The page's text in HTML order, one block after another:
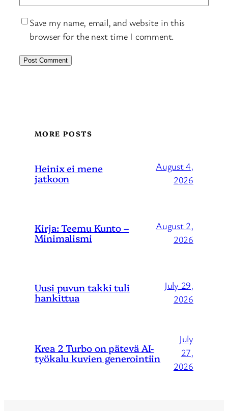
Save my name, email, and website in this
browser for the next time I comment.
MORE POSTS
Heinix ei mene
jatkoon
August 4,
2026
Kirja: Teemu Kunto –
Minimalismi
August 2,
2026
Uusi puvun takki tuli
hankittua
July 29,
2026
Krea 2 Turbo on pätevä AI-
työkalu kuvien generointiin
July
27,
2026